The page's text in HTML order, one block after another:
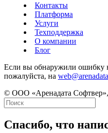
Контакты
Платформа
Услуги
Техподдержка
О компании
Блог
Если вы обнаружили ошибку
пожалуйста, на
© ООО «Аренадата
Спасибо, что